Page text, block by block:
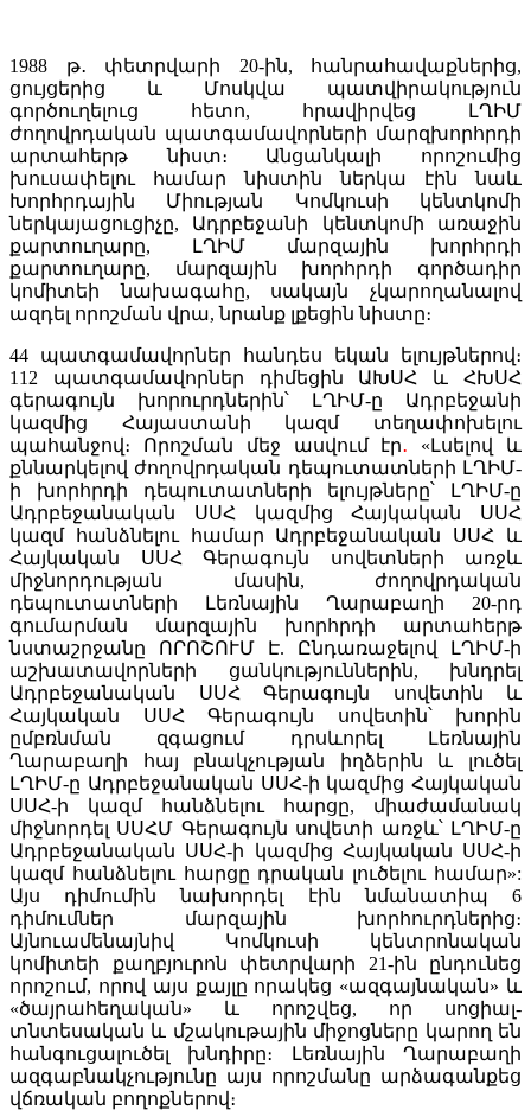
1988 թ․ փետրվարի 20-ին, հանրահավաքներից,
ցույցերից և Մոսկվա պատվիրակություն
գործուղելուց հետո, հրավիրվեց ԼՂԻՄ
ժողովրդական պատգամավորների մարզխորհրդի
արտահերթ նիստ։ Անցանկալի որոշումից
խուսափելու համար նիստին ներկա էին նաև
Խորհրդային Միության Կոմկուսի կենտկոմի
ներկայացուցիչը, Ադրբեջանի կենտկոմի առաջին
քարտուղարը, ԼՂԻՄ մարզային խորհրդի
քարտուղարը, մարզային խորհրդի գործադիր
կոմիտեի նախագահը, սակայն չկարողանալով
ազդել որոշման վրա, նրանք լքեցին նիստը։
44 պատգամավորներ հանդես եկան ելույթներով։
112 պատգամավորներ դիմեցին ԱԽՍՀ և ՀԽՍՀ
գերագույն խորուրդներին՝ ԼՂԻՄ-ը Ադրբեջանի
կազմից Հայաստանի կազմ տեղափոխելու
պահանջով։ Որոշման մեջ ասվում էր․ «Լսելով և
քննարկելով ժողովրդական դեպուտատների ԼՂԻՄ-
ի խորհրդի դեպուտատների ելույթները՝ ԼՂԻՄ-ը
Ադրբեջանական ՍՍՀ կազմից Հայկական ՍՍՀ
կազմ հանձնելու համար Ադրբեջանական ՍՍՀ և
Հայկական ՍՍՀ Գերագույն սովետների առջև
միջնորդության մասին, ժողովրդական
դեպուտատների Լեռնային Ղարաբաղի 20-րդ
գումարման մարզային խորհրդի արտահերթ
նստաշրջանը ՈՐՈՇՈՒՄ Է. Ընդառաջելով ԼՂԻՄ-ի
աշխատավորների ցանկություններին, խնդրել
Ադրբեջանական ՍՍՀ Գերագույն սովետին և
Հայկական ՍՍՀ Գերագույն սովետին՝ խորին
ըմբռնման զգացում դրսևորել Լեռնային
Ղարաբաղի հայ բնակչության իղձերին և լուծել
ԼՂԻՄ-ը Ադրբեջանական ՍՍՀ-ի կազմից Հայկական
ՍՍՀ-ի կազմ հանձնելու հարցը, միաժամանակ
միջնորդել ՍՍՀՄ Գերագույն սովետի առջև՝ ԼՂԻՄ-ը
Ադրբեջանական ՍՍՀ-ի կազմից Հայկական ՍՍՀ-ի
կազմ հանձնելու հարցը դրական լուծելու համար»:
Այս դիմումին նախորդել էին նմանատիպ 6
դիմումներ մարզային խորհուրդներից։
Այնուամենայնիվ Կոմկուսի կենտրոնական
կոմիտեի քաղբյուրոն փետրվարի 21-ին ընդունեց
որոշում, որով այս քայլը որակեց «ազգայնական» և
«ծայրահեղական» և որոշվեց, որ սոցիալ-
տնտեսական և մշակութային միջոցները կարող են
հանգուցալուծել խնդիրը։ Լեռնային Ղարաբաղի
ազգաբնակչությունը այս որոշմանը արձագանքեց
վճռական բողոքներով։